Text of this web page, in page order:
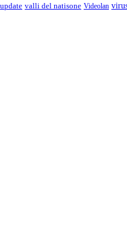
update valli del natisone Videolan